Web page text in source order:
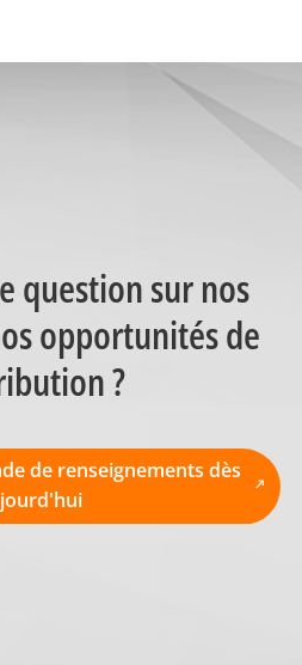
question sur nos
opportunités de
?
de renseignements dès